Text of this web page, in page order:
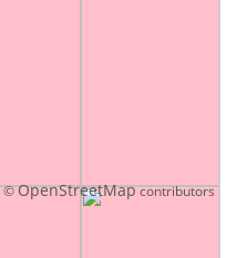
©OpenStreetMapcontributors